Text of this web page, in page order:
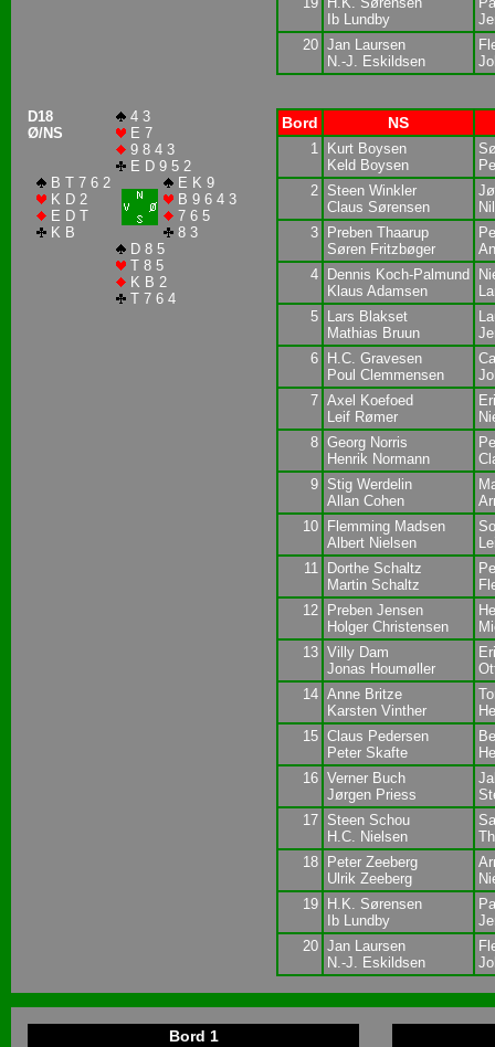
Ib Lundby
20 Jan Laursen
N.-J. Eskildsen
D18
Ø/NS
4 3
E 7
9 8 4 3
E D 9 5 2
B T 7 6 2
K D 2
E D T
K B
E K 9
B 9 6 4 3
7 6 5
8 3
D 8 5
T 8 5
K B 2
T 7 6 4
Bord NS
1
Kurt Boysen
Keld Boysen
2 Steen Winkler
Claus Sørensen
3
Preben Thaarup
Søren Fritzbøger
4
Dennis Koch-Palmund
Klaus Adamsen
5
Lars Blakset
Mathias Bruun
6
H.C. Gravesen
Poul Clemmensen
7 Axel Koefoed
Leif Rømer
8 Georg Norris
Henrik Normann
9 Stig Werdelin
Allan Cohen
10
Flemming Madsen
Albert Nielsen
11
Dorthe Schaltz
Martin Schaltz
12
Preben Jensen
Holger Christensen
13 Villy Dam
Jonas Houmøller
14 Anne Britze
Karsten Vinther
15 Claus Pedersen
Peter Skafte
16 Verner Buch
Jørgen Priess
17 Steen Schou
H.C. Nielsen
18
Peter Zeeberg
Ulrik Zeeberg
19
H.K. Sørensen
Ib Lundby
20 Jan Laursen
N.-J. Eskildsen
Bord 1